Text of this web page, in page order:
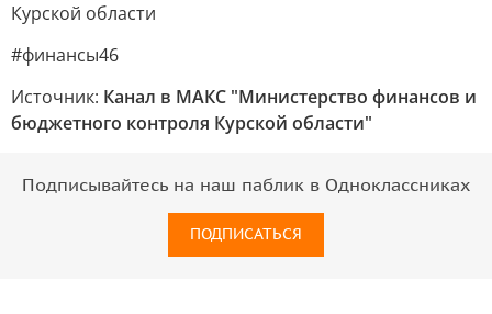
Курской области
#финансы46
Источник: Канал в МАКС "Министерство финансов и
бюджетного контроля Курской области"
Подписывайтесь на наш паблик в Одноклассниках
ПОДПИСАТЬСЯ